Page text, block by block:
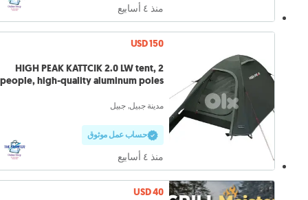
منذ ٤ أسابيع
USD 150
HIGH PEAK KATTCIK 2.0 LW tent, 2
people, high-quality aluminum poles
مدينة جبيل, جبيل
حساب عمل موثوق
منذ ٤ أسابيع
USD 40